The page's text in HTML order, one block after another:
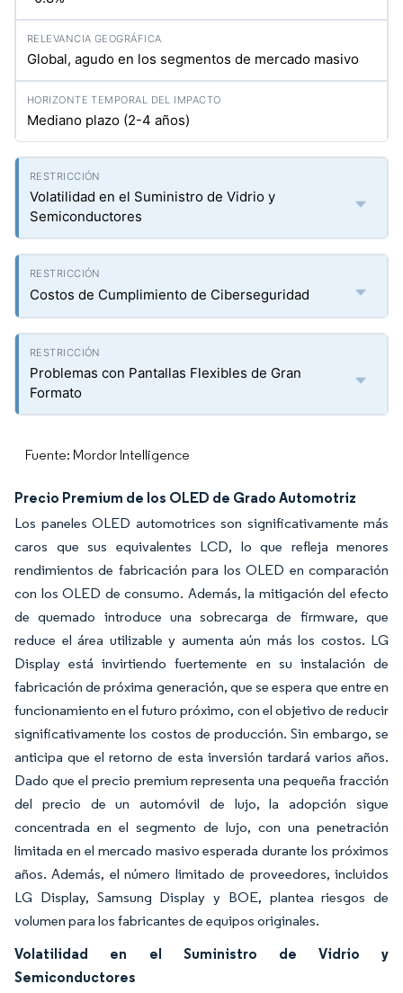
Global, agudo en los segmentos de mercado masivo
Mediano plazo (2-4 años)
Volatilidad en el Suministro de Vidrio y
Semiconductores
Costos de Cumplimiento de Ciberseguridad
Problemas con Pantallas Flexibles de Gran
Formato
Fuente: Mordor Intelligence
Precio Premium de los OLED de Grado Automotriz
Los paneles OLED automotrices son significativamente más
caros que sus equivalentes LCD, lo que refleja menores
rendimientos de fabricación para los OLED en comparación
con los OLED de consumo. Además, la mitigación del efecto
de quemado introduce una sobrecarga de firmware, que
reduce el área utilizable y aumenta aún más los costos. LG
Display está invirtiendo fuertemente en su instalación de
fabricación de próxima generación, que se espera que entre en
funcionamiento en el futuro próximo, con el objetivo de reducir
significativamente los costos de producción. Sin embargo, se
anticipa que el retorno de esta inversión tardará varios años.
Dado que el precio premium representa una pequeña fracción
del precio de un automóvil de lujo, la adopción sigue
concentrada en el segmento de lujo, con una penetración
limitada en el mercado masivo esperada durante los próximos
años. Además, el número limitado de proveedores, incluidos
LG Display, Samsung Display y BOE, plantea riesgos de
volumen para los fabricantes de equipos originales.
Volatilidad en el Suministro de Vidrio y
Semiconductores